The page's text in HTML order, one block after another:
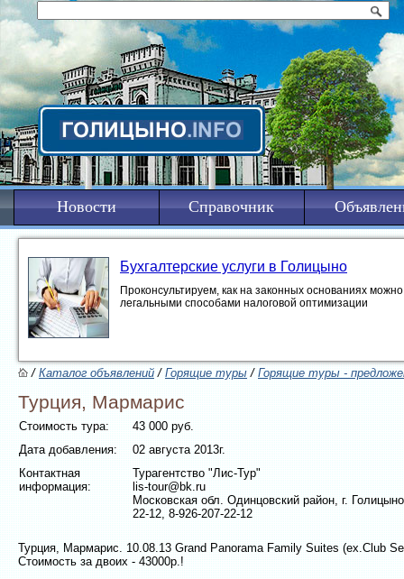
Новости Справочник
Бухгалтерские услуги в Голицыно
Проконсультируем, как на законных основаниях
легальными способами налоговой оптимизации
/Каталог объявлений/Горящие туры/Горящие туры -
Турция, Мармарис
Стоимость тура:
43 000 руб.
Дата добавления:
02 августа 2013г.
Контактная
информация:
Турагентство "Лис-Тур"
lis-tour@bk.ru
Московская обл. Одинцовский район, г.
22-12, 8-926-207-22-12
Турция, Мармарис. 10.08.13 Grand Panorama Family Suites (ex.Club
Стоимость за двоих - 43000р.!